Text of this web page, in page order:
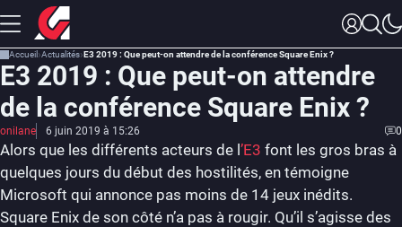
Accueil Actualités E3 2019 : Que peut-on attendre de la conférence Square Enix ?
E3 2019 : Que peut-on attendre
de la conférence Square Enix ?
onilane 6 juin 2019 à 15:26 0
Alors que les différents acteurs de l ’E3 font les gros bras à
quelques jours du début des hostilités, en témoigne
Microsoft qui annonce pas moins de 14 jeux inédits.
Square Enix de son côté n’a pas à rougir. Qu’il s’agisse des